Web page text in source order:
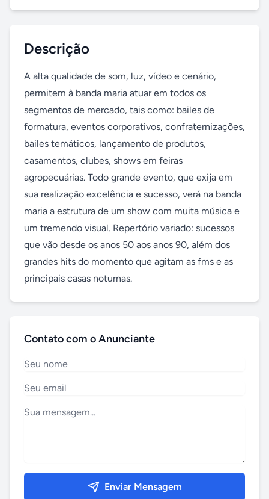
Descrição
A alta qualidade de som, luz, vídeo e cenário,
permitem à banda maria atuar em todos os
segmentos de mercado, tais como: bailes de
formatura, eventos corporativos, confraternizações,
bailes temáticos, lançamento de produtos,
casamentos, clubes, shows em feiras
agropecuárias. Todo grande evento, que exija em
sua realização excelência e sucesso, verá na banda
maria a estrutura de um show com muita música e
um tremendo visual. Repertório variado: sucessos
que vão desde os anos 50 aos anos 90, além dos
grandes hits do momento que agitam as fms e as
principais casas noturnas.
Contato com o Anunciante
Enviar Mensagem